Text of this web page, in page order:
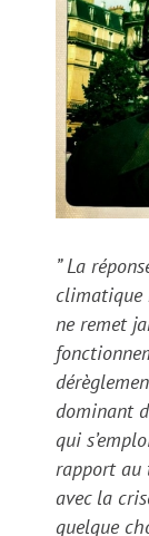
” La
climatique
ne remet
dominant
qui
rapport au
avec la
quelque